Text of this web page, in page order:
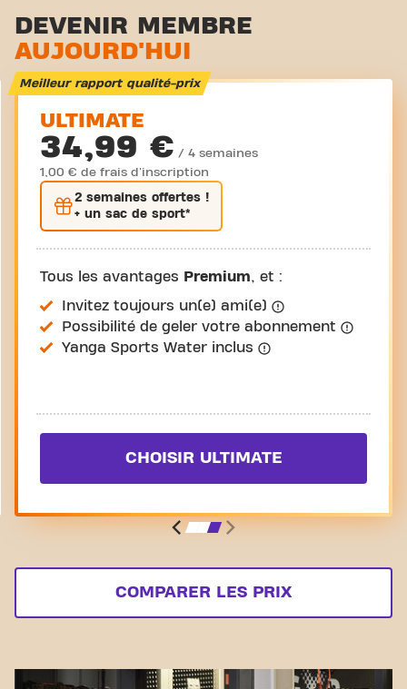
DEVENIR MEMBRE
AUJOURD'HUI
Meilleur rapport qualité-prix
ULTIMATE
34,99 € / 4 semaines
1,00 € de frais d'inscription
2 semaines offertes !
+ un sac de sport*
Tous les avantages Premium, et :
Invitez toujours un(e) ami(e)
Possibilité de geler votre abonnement
Yanga Sports Water inclus
CHOISIR ULTIMATE
COMPARER LES PRIX